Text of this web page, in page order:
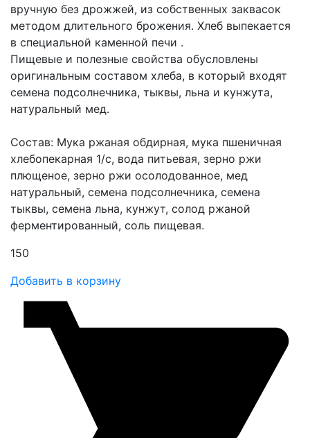
вручную без дрожжей, из собственных заквасок
методом длительного брожения. Хлеб выпекается
в специальной каменной печи .
Пищевые и полезные свойства обусловлены
оригинальным составом хлеба, в который входят
семена подсолнечника, тыквы, льна и кунжута,
натуральный мед.
Состав: Мука ржаная обдирная, мука пшеничная
хлебопекарная 1/с, вода питьевая, зерно ржи
плющеное, зерно ржи осолодованное, мед
натуральный, семена подсолнечника, семена
тыквы, семена льна, кунжут, солод ржаной
ферментированный, соль пищевая.
150
Добавить в корзину